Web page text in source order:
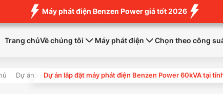
Máy phát điện Benzen Power giá tốt 2026
Trang chủVề chúng tôi Máy phát điện Chọn theo công
Dự án Dự án lắp đặt máy phát điện Benzen Power 60kVA tại